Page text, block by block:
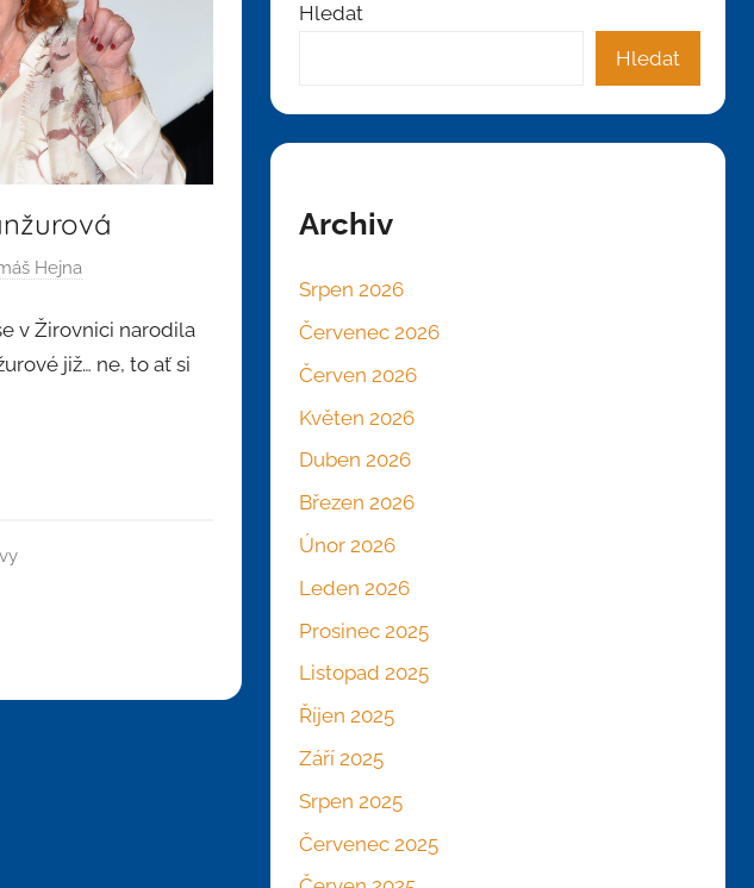
Hejna
v Žirovnici narodila
již… ne, to ať si
Hledat
Hledat
Archiv
Srpen 2026
Červenec 2026
Červen 2026
Květen 2026
Duben 2026
Březen 2026
Únor 2026
Leden 2026
Prosinec 2025
Listopad 2025
Říjen 2025
Září 2025
Srpen 2025
Červenec 2025